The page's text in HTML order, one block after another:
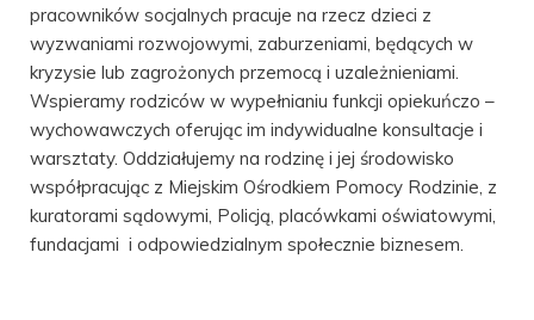
pracowników socjalnych pracuje na rzecz dzieci z
wyzwaniami rozwojowymi, zaburzeniami, będących w
kryzysie lub zagrożonych przemocą i uzależnieniami.
Wspieramy rodziców w wypełnianiu funkcji opiekuńczo –
wychowawczych oferując im indywidualne konsultacje i
warsztaty. Oddziałujemy na rodzinę i jej środowisko
współpracując z Miejskim Ośrodkiem Pomocy Rodzinie, z
kuratorami sądowymi, Policją, placówkami oświatowymi,
fundacjami i odpowiedzialnym społecznie biznesem.